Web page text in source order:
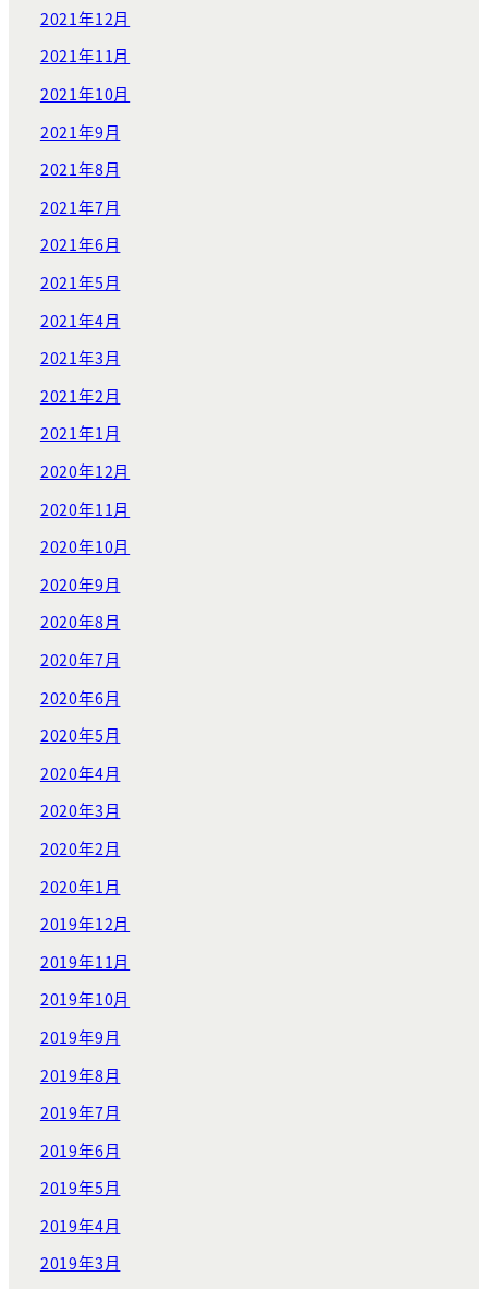
2021年12月
2021年11月
2021年10月
2021年9月
2021年8月
2021年7月
2021年6月
2021年5月
2021年4月
2021年3月
2021年2月
2021年1月
2020年12月
2020年11月
2020年10月
2020年9月
2020年8月
2020年7月
2020年6月
2020年5月
2020年4月
2020年3月
2020年2月
2020年1月
2019年12月
2019年11月
2019年10月
2019年9月
2019年8月
2019年7月
2019年6月
2019年5月
2019年4月
2019年3月